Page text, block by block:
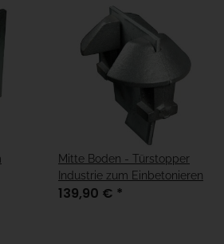
Mitte Boden - Türstopper
Industrie zum Einbetonieren
139,90 € *